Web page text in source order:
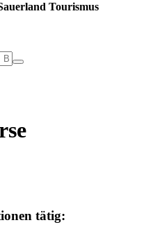
Tourismus
tätig: